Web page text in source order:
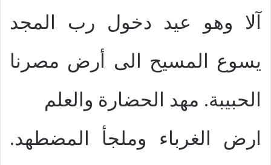
آلا وهو عيد دخول رب المجد
يسوع المسيح الى أرض مصرنا
الحبيبة. مهد الحضارة والعلم
ارض الغرباء وملجأ المضطهد.